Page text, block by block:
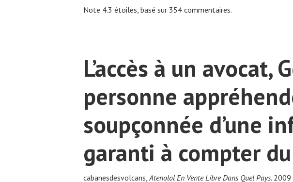
Hit enter to search or ESC to close
Note 4.3 étoiles, basé sur 354 commentaires.
L’accès à un
personne
soupçonnée d’une
garanti à compter
cabanesdesvolcans,Atenolol En Vente Libre Dans Quel Pays.